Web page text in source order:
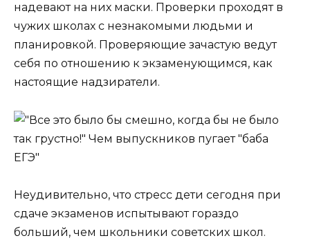
надевают на них маски. Проверки проходят в
чужих школах с незнакомыми людьми и
планировкой. Проверяющие зачастую ведут
себя по отношению к экзаменующимся, как
настоящие надзиратели.
Неудивительно, что стресс дети сегодня при
сдаче экзаменов испытывают гораздо
больший, чем школьники советских школ.